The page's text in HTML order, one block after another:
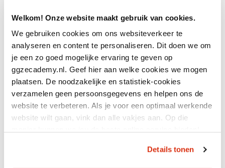
Welkom! Onze website maakt gebruik van cookies.
We gebruiken cookies om ons websiteverkeer te
analyseren en content te personaliseren. Dit doen we om
je een zo goed mogelijke ervaring te geven op
ggzecademy.nl. Geef hier aan welke cookies we mogen
plaatsen. De noodzakelijke en statistiek-cookies
verzamelen geen persoonsgegevens en helpen ons de
website te verbeteren. Als je voor een optimaal werkende
website wilt gaan, vink dan alle vakjes aan. Op die
Details tonen
Deelnemers per lid
Kosten
Notitie
GGZ Ecademy kan besluiten een training of
bijeenkomst te annuleren als er onvoldoende
aanmeldingen zijn, dit zal altijd in overleg